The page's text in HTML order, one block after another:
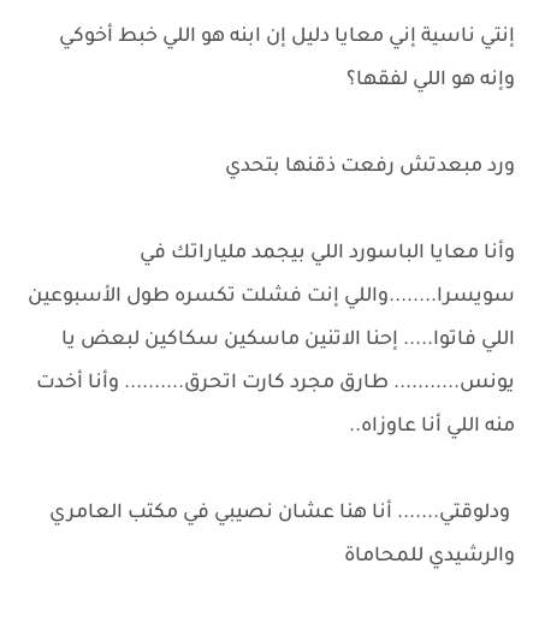
إنتي ناسية إني معايا دليل إن ابنه هو اللي خبط أخوكي
وإنه هو اللي لفقها؟
ورد مبعدتش رفعت ذقنها بتحدي
وأنا معايا الباسورد اللي بيجمد ملياراتك في
سويسرا........واللي إنت فشلت تكسره طول الأسبوعين
اللي فاتوا..... إحنا الاتنين ماسكين سكاكين لبعض يا
يونس........... طارق مجرد كارت اتحرق.......... وأنا أخدت
منه اللي أنا عاوزاه..
ودلوقتي....... أنا هنا عشان نصيبي في مكتب العامري
والرشيدي للمحاماة